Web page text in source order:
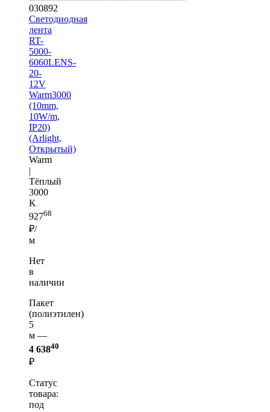
030892
Светодиодная
лента
RT-
5000-
6060LENS-
20-
12V
Warm3000
(10mm,
10W/m,
IP20)
(Arlight,
Открытый)
Warm
|
Тёплый
3000
K
92768
₽/
м
Нет
в
наличии
Пакет
(полиэтилен)
5
м —
4 63840
₽
Статус
товара:
под